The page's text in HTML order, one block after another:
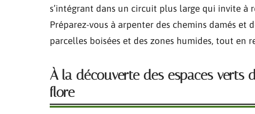
s’intégrant dans un circuit plus large qui invite
Préparez-vous à arpenter des chemins damés et
parcelles boisées et des zones humides, tout en
À la découverte des espaces verts
flore